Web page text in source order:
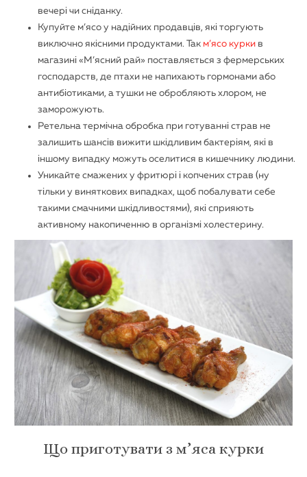
вечері чи сніданку.
Купуйте м’ясо у надійних продавців, які торгують
виключно якісними продуктами. Так м’ясо курки в
магазині «М’ясний рай» поставляється з фермерських
господарств, де птахи не напихають гормонами або
антибіотиками, а тушки не обробляють хлором, не
заморожують.
Ретельна термічна обробка при готуванні страв не
залишить шансів вижити шкідливим бактеріям, які в
іншому випадку можуть оселитися в кишечнику людини.
Уникайте смажених у фритюрі і копчених страв (ну
тільки у виняткових випадках, щоб побалувати себе
такими смачними шкідливостями), які сприяють
активному накопиченню в організмі холестерину.
Що приготувати з м’яса курки